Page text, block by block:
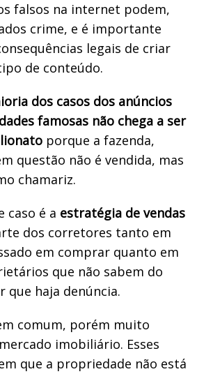
falsos na internet podem,
crime, e é importante
legais de criar
de conteúdo.
dos casos dos anúncios
famosas não chega a ser
porque a fazenda,
questão não é vendida, mas
chamariz.
caso é a estratégia de vendas
dos corretores tanto em
em comprar quanto em
que não sabem do
que haja denúncia.
comum, porém muito
imobiliário. Esses
que a propriedade não está